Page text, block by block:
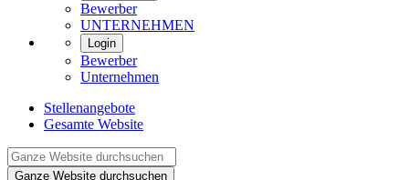
Bewerber
UNTERNEHMEN
Login
Bewerber
Unternehmen
Stellenangebote
Gesamte Website